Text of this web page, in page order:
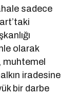
sadece
olarak
iradesine
bir darbe